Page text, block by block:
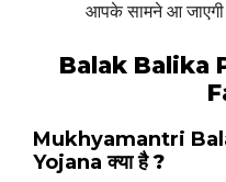
आपके सामने आ
Balak Balika
Mukhyamantri
Yojana क्या है ?